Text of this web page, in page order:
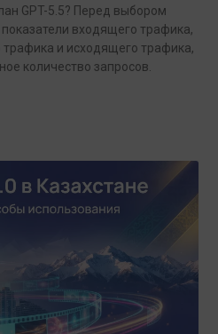
GPT-5.5? Перед выбором
входящего трафика,
и исходящего трафика,
количество запросов.